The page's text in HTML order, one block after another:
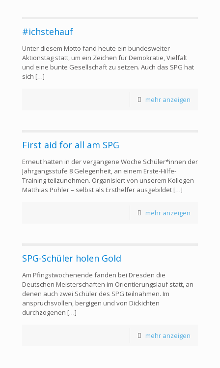
#ichstehauf
Unter diesem Motto fand heute ein bundesweiter
Aktionstag statt, um ein Zeichen für Demokratie, Vielfalt
und eine bunte Gesellschaft zu setzen. Auch das SPG hat
sich […]
mehr anzeigen
First aid for all am SPG
Erneut hatten in der vergangene Woche Schüler*innen der
Jahrgangsstufe 8 Gelegenheit, an einem Erste-Hilfe-
Training teilzunehmen. Organisiert von unserem Kollegen
Matthias Pöhler – selbst als Ersthelfer ausgebildet […]
mehr anzeigen
SPG-Schüler holen Gold
Am Pfingstwochenende fanden bei Dresden die
Deutschen Meisterschaften im Orientierungslauf statt, an
denen auch zwei Schüler des SPG teilnahmen. Im
anspruchsvollen, bergigen und von Dickichten
durchzogenen […]
mehr anzeigen